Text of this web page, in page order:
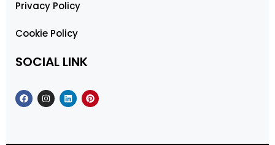
Privacy Policy
Cookie Policy
SOCIAL LINK